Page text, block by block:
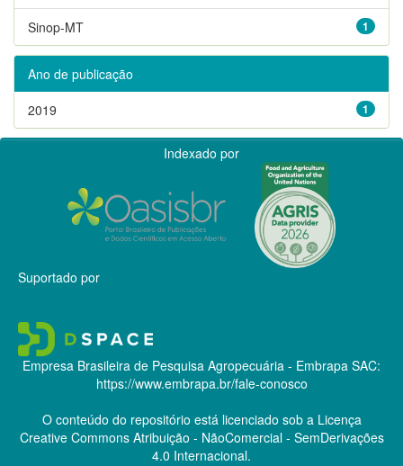
1
Sinop-MT
Ano de publicação
1
2019
Indexado por
Suportado por
Empresa Brasileira de Pesquisa Agropecuária - Embrapa SAC:
https://www.embrapa.br/fale-conosco
O conteúdo do repositório está licenciado sob a Licença
Creative CommonsAtribuição - NãoComercial - SemDerivações
4.0 Internacional.